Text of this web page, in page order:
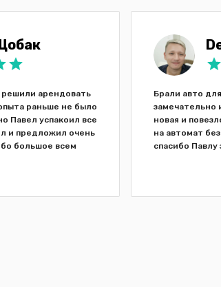
решили арендовать
раньше не было
Павел успакоил все
и предложил очень
большое всем
Брали авто
замечательно
новая и
на автомат
спасибо Павлу